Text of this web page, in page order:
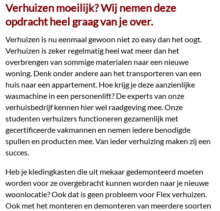
Verhuizen moeilijk? Wij nemen deze
opdracht heel graag van je over.
Verhuizen is nu eenmaal gewoon niet zo easy dan het oogt.
Verhuizen is zeker regelmatig heel wat meer dan het
overbrengen van sommige materialen naar een nieuwe
woning. Denk onder andere aan het transporteren van een
huis naar een appartement. Hoe krijg je deze aanzienlijke
wasmachine in een personenlift? De experts van onze
verhuisbedrijf kennen hier wel raadgeving mee. Onze
studenten verhuizers functioneren gezamenlijk met
gecertificeerde vakmannen en nemen iedere benodigde
spullen en producten mee. Van ieder verhuizing maken zij een
succes.
Heb je kledingkasten die uit mekaar gedemonteerd moeten
worden voor ze overgebracht kunnen worden naar je nieuwe
woonlocatie? Ook dat is geen probleem voor Flex verhuizen.
Ook met het monteren en demonteren van meerdere soorten